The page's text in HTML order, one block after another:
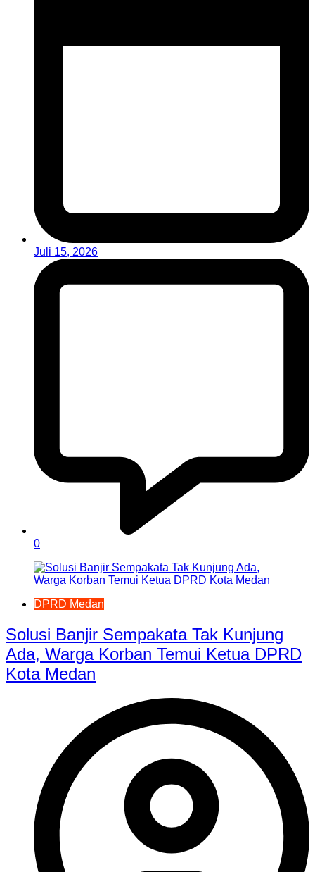
Juli 15, 2026
0
DPRD Medan
Solusi Banjir Sempakata Tak Kunjung
Ada, Warga Korban Temui Ketua DPRD
Kota Medan